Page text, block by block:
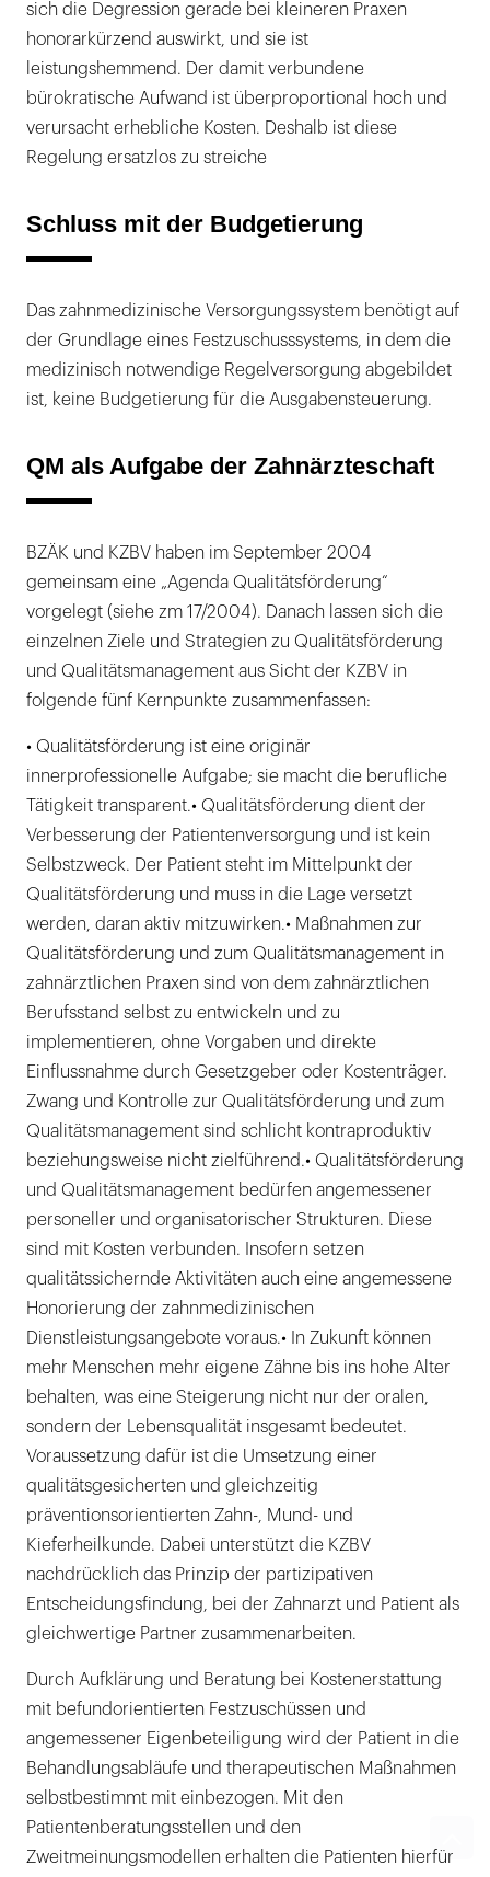
sich die Degression gerade bei kleineren Praxen
honorarkürzend auswirkt, und sie ist
leistungshemmend. Der damit verbundene
bürokratische Aufwand ist überproportional hoch und
verursacht erhebliche Kosten. Deshalb ist diese
Regelung ersatzlos zu streiche
Schluss mit der Budgetierung
Das zahnmedizinische Versorgungssystem benötigt auf
der Grundlage eines Festzuschusssystems, in dem die
medizinisch notwendige Regelversorgung abgebildet
ist, keine Budgetierung für die Ausgabensteuerung.
QM als Aufgabe der Zahnärzteschaft
BZÄK und KZBV haben im September 2004
gemeinsam eine „Agenda Qualitätsförderung“
vorgelegt (siehe zm 17/2004). Danach lassen sich die
einzelnen Ziele und Strategien zu Qualitätsförderung
und Qualitätsmanagement aus Sicht der KZBV in
folgende fünf Kernpunkte zusammenfassen:
• Qualitätsförderung ist eine originär
innerprofessionelle Aufgabe; sie macht die berufliche
Tätigkeit transparent.• Qualitätsförderung dient der
Verbesserung der Patientenversorgung und ist kein
Selbstzweck. Der Patient steht im Mittelpunkt der
Qualitätsförderung und muss in die Lage versetzt
werden, daran aktiv mitzuwirken.• Maßnahmen zur
Qualitätsförderung und zum Qualitätsmanagement in
zahnärztlichen Praxen sind von dem zahnärztlichen
Berufsstand selbst zu entwickeln und zu
implementieren, ohne Vorgaben und direkte
Einflussnahme durch Gesetzgeber oder Kostenträger.
Zwang und Kontrolle zur Qualitätsförderung und zum
Qualitätsmanagement sind schlicht kontraproduktiv
beziehungsweise nicht zielführend.• Qualitätsförderung
und Qualitätsmanagement bedürfen angemessener
personeller und organisatorischer Strukturen. Diese
sind mit Kosten verbunden. Insofern setzen
qualitätssichernde Aktivitäten auch eine angemessene
Honorierung der zahnmedizinischen
Dienstleistungsangebote voraus.• In Zukunft können
mehr Menschen mehr eigene Zähne bis ins hohe Alter
behalten, was eine Steigerung nicht nur der oralen,
sondern der Lebensqualität insgesamt bedeutet.
Voraussetzung dafür ist die Umsetzung einer
qualitätsgesicherten und gleichzeitig
präventionsorientierten Zahn-, Mund- und
Kieferheilkunde. Dabei unterstützt die KZBV
nachdrücklich das Prinzip der partizipativen
Entscheidungsfindung, bei der Zahnarzt und Patient als
gleichwertige Partner zusammenarbeiten.
Durch Aufklärung und Beratung bei Kostenerstattung
mit befundorientierten Festzuschüssen und
angemessener Eigenbeteiligung wird der Patient in die
Behandlungsabläufe und therapeutischen Maßnahmen
selbstbestimmt mit einbezogen. Mit den
Patientenberatungsstellen und den
Zweitmeinungsmodellen erhalten die Patienten hierfür